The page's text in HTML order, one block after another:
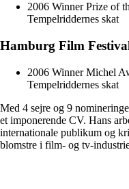
2006 Winner Prize of
Tempelriddernes skat
Hamburg Film
2006 Winner Michel
Tempelriddernes skat
Med 4 sejre og 9
et imponerende CV. Hans
internationale publikum og
blomstre i film- og tv-